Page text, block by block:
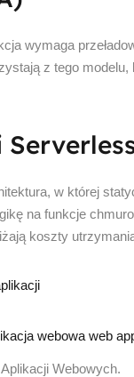
wymaga
z tego modelu,
w której
na funkcje
koszty
Webowych.